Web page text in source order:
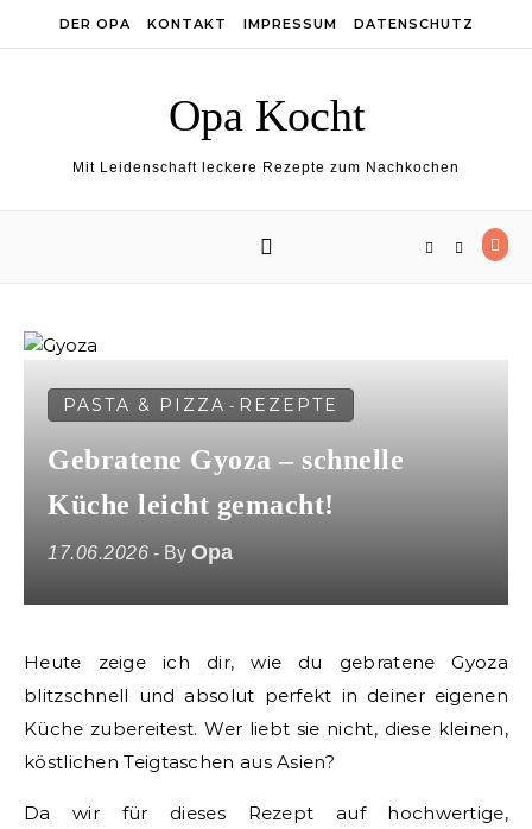
DER OPA KONTAKT IMPRESSUM DATENSCHUTZ
Opa Kocht
Mit Leidenschaft leckere Rezepte zum Nachkochen
PASTA & PIZZA - REZEPTE
Gebratene Gyoza – schnelle
Küche leicht gemacht!
17.06.2026 - By Opa
Heute zeige ich dir, wie du gebratene Gyoza
blitzschnell und absolut perfekt in deiner eigenen
Küche zubereitest. Wer liebt sie nicht, diese kleinen,
köstlichen Teigtaschen aus Asien?
Da wir für dieses Rezept auf hochwertige,